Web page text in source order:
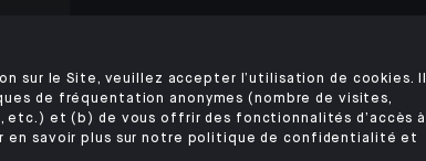
MENTIONS LÉGALES SÉCURITÉ DONNÉES
sur le Site, veuillez accepter l’utilisation de cookies.
de fréquentation anonymes (nombre de visites,
etc.) et (b) de vous offrir des fonctionnalités d’accès à
en savoir plus sur notre politique de confidentialité et